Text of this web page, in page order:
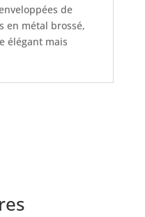
de
en métal brossé,
élégant mais